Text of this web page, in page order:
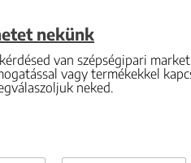
nekünk
van szépségipari
vagy termékekkel
neked.